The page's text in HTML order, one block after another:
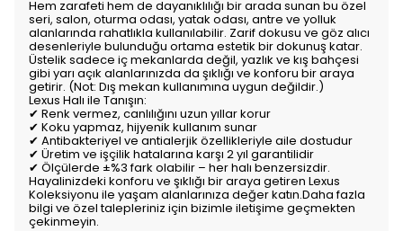
Hem zarafeti hem de dayanıklılığı bir arada sunan bu özel
seri, salon, oturma odası, yatak odası, antre ve yolluk
alanlarında rahatlıkla kullanılabilir. Zarif dokusu ve göz alıcı
desenleriyle bulunduğu ortama estetik bir dokunuş katar.
Üstelik sadece iç mekanlarda değil, yazlık ve kış bahçesi
gibi yarı açık alanlarınızda da şıklığı ve konforu bir araya
getirir. (Not: Dış mekan kullanımına uygun değildir.)
Lexus Halı ile Tanışın:
✔ Renk vermez, canlılığını uzun yıllar korur
✔ Koku yapmaz, hijyenik kullanım sunar
✔ Antibakteriyel ve antialerjik özellikleriyle aile dostudur
✔ Üretim ve işçilik hatalarına karşı 2 yıl garantilidir
✔ Ölçülerde ±%3 fark olabilir – her halı benzersizdir.
Hayalinizdeki konforu ve şıklığı bir araya getiren Lexus
Koleksiyonu ile yaşam alanlarınıza değer katın.Daha fazla
bilgi ve özel talepleriniz için bizimle iletişime geçmekten
çekinmeyin.